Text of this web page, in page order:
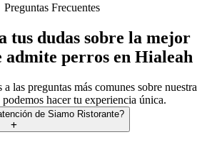
Preguntas Frecuentes
tus dudas sobre la mejor
admite perros en Hialeah
a las preguntas más comunes sobre nuestra
hacer tu experiencia única.
de Siamo Ristorante?